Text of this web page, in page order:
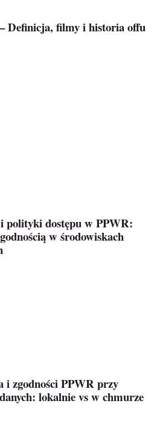
Definicja, filmy i historia offu
i polityki dostępu w PPWR:
w środowiskach
i zgodności PPWR przy
lokalnie vs w chmurze